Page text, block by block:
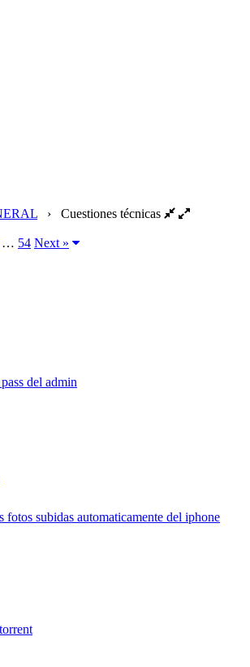
› Cuestiones técnicas
… 54 Next »
del admin
subidas automaticamente del iphone